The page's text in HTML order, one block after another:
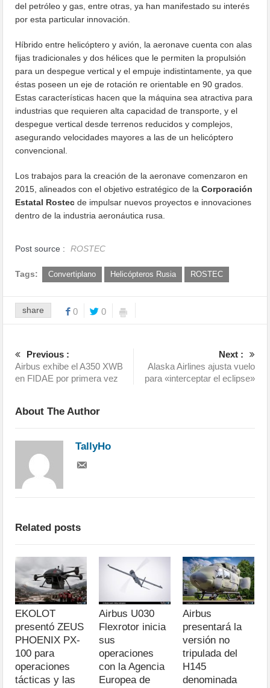
del petróleo y gas, entre otras, ya han manifestado su interés
por esta particular innovación.
Híbrido entre helicóptero y avión, la aeronave cuenta con alas
fijas tradicionales y dos hélices que le permiten la propulsión
para un despegue vertical y el empuje indistintamente, ya que
éstas poseen un eje de rotación re orientable en 90 grados.
Estas características hacen que la máquina sea atractiva para
industrias que requieren alta capacidad de transporte, y el
despegue vertical desde terrenos reducidos y complejos,
asegurando velocidades mayores a las de un helicóptero
convencional.
Los trabajos para la creación de la aeronave comenzaron en
2015, alineados con el objetivo estratégico de laCorporación
Estatal Rostec de impulsar nuevos proyectos e innovaciones
dentro de la industria aeronáutica rusa.
Post source : ROSTEC
Tags: Convertiplano Helicópteros Rusia ROSTEC
share 0 0
Previous :
Airbus exhibe el A350 XWB
en FIDAE por primera vez
Next :
Alaska Airlines ajusta vuelo
para «interceptar el eclipse»
About The Author
TallyHo
Related posts
EKOLOT
presentó ZEUS
PHOENIX PX-
100 para
operaciones
tácticas y las
Airbus U030
Flexrotor inicia
sus
operaciones
con la Agencia
Europea de
Airbus
presentará la
versión no
tripulada del
H145
denominada